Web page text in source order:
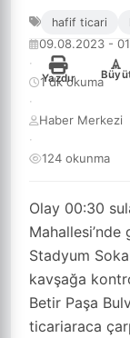
Olay 00:30
Mahallesi’nde
Stadyum
kavşağa
Betir Paşa
ticariaraca
09.08.2023 -
·
1 dk okuma
·
Haber Merkezi
·
124 okunma
Yazdır
+
hafif ticari